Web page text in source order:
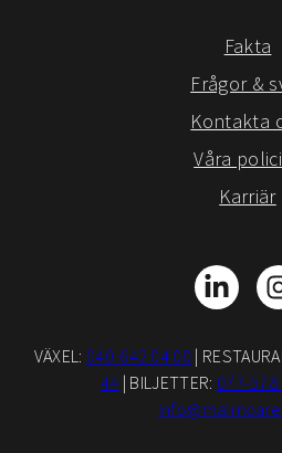
Fakta
Frågor &
Kontakta
Våra
Karriär
VÄXEL: 040-642 04 00 |
44 | BILJETTER: 077-578